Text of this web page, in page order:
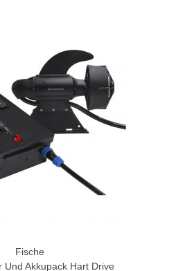
Fische
Und Akkupack Hart Drive